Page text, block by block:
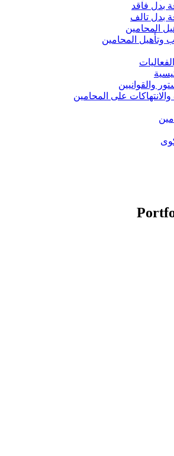
بدل فاقد
بدل تالف
المحامين
وتأهيل المحامين
والقوانيين
والانتهاكات على المحامين